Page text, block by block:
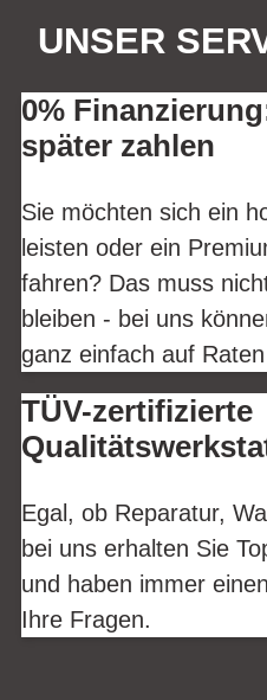
UNSER
0%
später zahlen
Sie möchten sich ein
leisten oder ein
fahren? Das muss
bleiben - bei uns
ganz einfach auf
TÜV-zertifizierte
Egal, ob Reparatur,
bei uns erhalten Sie
und haben immer
Ihre Fragen.